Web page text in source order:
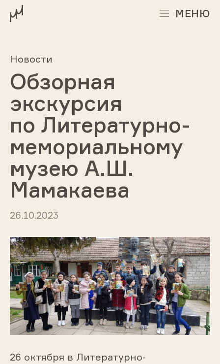
МЕНЮ
Новости
Обзорная
экскурсия
по Литературно-
мемориальному
музею А.Ш.
Мамакаева
26.10.2023
26 октября в Литературно-